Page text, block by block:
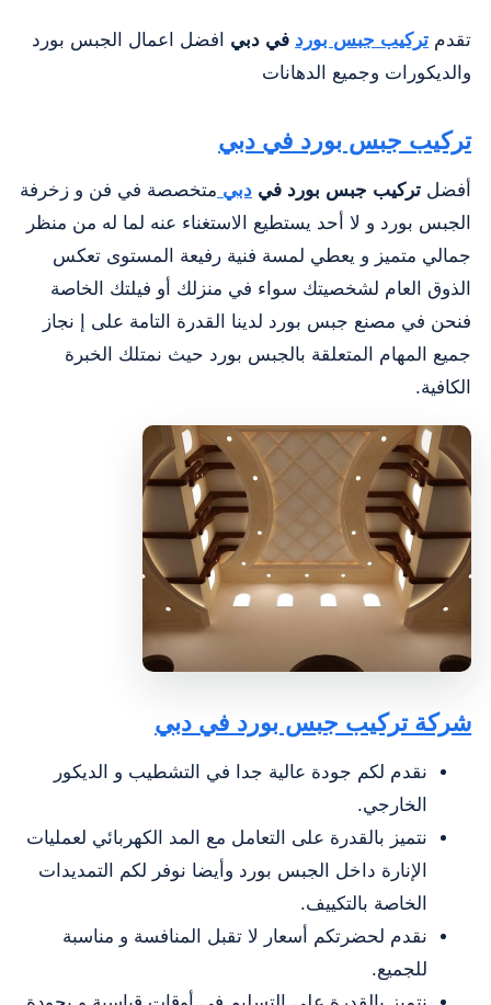
تقدم تركيب جبس بورد في دبي افضل اعمال الجبس بورد
والديكورات وجميع الدهانات
تركيب جبس بورد في دبي
أفضل تركيب جبس بورد في دبي متخصصة في فن و زخرفة
الجبس بورد و لا أحد يستطيع الاستغناء عنه لما له من منظر
جمالي متميز و يعطي لمسة فنية رفيعة المستوى تعكس
الذوق العام لشخصيتك سواء في منزلك أو فيلتك الخاصة
فنحن في مصنع جبس بورد لدينا القدرة التامة على إ نجاز
جميع المهام المتعلقة بالجبس بورد حيث نمتلك الخبرة
الكافية.
شركة تركيب جبس بورد في دبي
نقدم لكم جودة عالية جدا في التشطيب و الديكور
الخارجي.
نتميز بالقدرة على التعامل مع المد الكهربائي لعمليات
الإنارة داخل الجبس بورد وأيضا نوفر لكم التمديدات
الخاصة بالتكييف.
نقدم لحضرتكم أسعار لا تقبل المنافسة و مناسبة
للجميع.